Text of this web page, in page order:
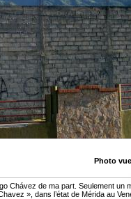
Photo
Chávez de ma part. Seulement un
», dans l’état de Mérida au